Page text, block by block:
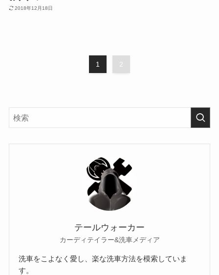
2018年12月18日
1 2
テールウォーカー
カーディテイラー&洗車メディア
洗車をこよなく愛し、楽な洗車方法を模索していま
す。